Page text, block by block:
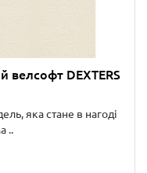
велсофт DEXTERS
яка стане в нагоді
..